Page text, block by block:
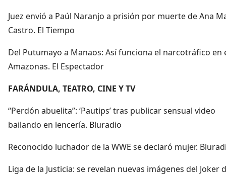
Juez envió a Paúl Naranjo a prisión por muerte de Ana
Castro. El Tiempo
Del Putumayo a Manaos: Así funciona el narcotráfico en
Amazonas. El Espectador
FARÁNDULA, TEATRO, CINE Y TV
“Perdón abuelita”: ‘Pautips’ tras publicar sensual video
bailando en lencería. Bluradio
Reconocido luchador de la WWE se declaró mujer.
Liga de la Justicia: se revelan nuevas imágenes del Joker